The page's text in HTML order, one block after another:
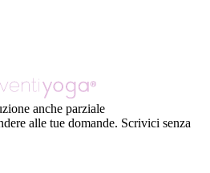
anche parziale
alle tue domande. Scrivici senza